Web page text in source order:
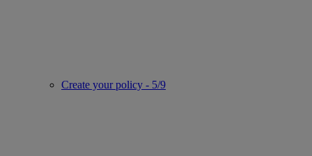
Create your policy - 5/9